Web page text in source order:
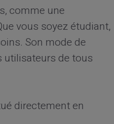
comme une
vous soyez étudiant,
Son mode de
de tous
directement en